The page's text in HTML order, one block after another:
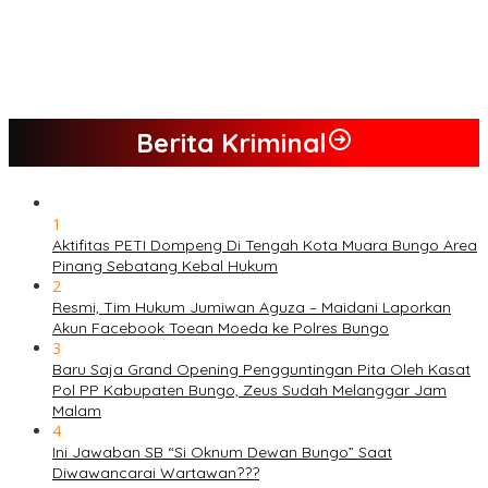
Berita Kriminal
1
Aktifitas PETI Dompeng Di Tengah Kota Muara Bungo Area
Pinang Sebatang Kebal Hukum
2
Resmi, Tim Hukum Jumiwan Aguza – Maidani Laporkan
Akun Facebook Toean Moeda ke Polres Bungo
3
Baru Saja Grand Opening Pengguntingan Pita Oleh Kasat
Pol PP Kabupaten Bungo, Zeus Sudah Melanggar Jam
Malam
4
Ini Jawaban SB “Si Oknum Dewan Bungo” Saat
Diwawancarai Wartawan???